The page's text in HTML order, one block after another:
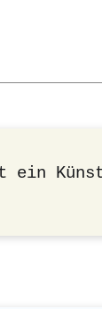
ein